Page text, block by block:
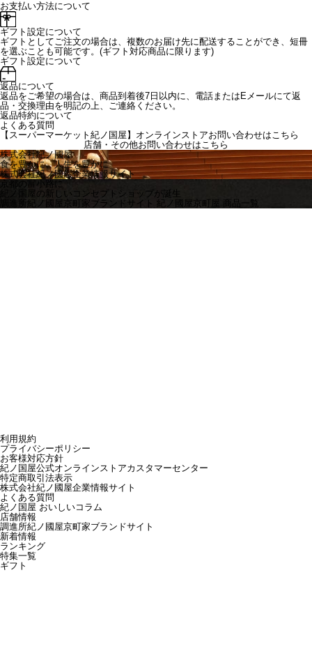
お支払い方法について
ギフト設定について
ギフトとしてご注文の場合は、複数のお届け先に配送することができ、短冊
を選ぶことも可能です。(ギフト対応商品に限ります)
ギフト設定について
返品について
返品をご希望の場合は、商品到着後7日以内に、電話またはEメールにて返
品・交換理由を明記の上、ご連絡ください。
返品特約について
よくある質問
【スーパーマーケット紀ノ国屋】オンラインストアお問い合わせはこちら
店舗・その他お問い合わせはこちら
株式会社紀ノ國屋
食を豊かに、人生を豊かに
株式会社紀ノ國屋企業情報サイト
京都の富小路に
紀ノ国屋の新しいコンセプトショップが誕生
調進所紀ノ國屋京町家ブランドサイト 紀ノ國屋京町屋 商品一覧
利用規約
プライバシーポリシー
お客様対応方針
紀ノ国屋公式オンラインストアカスタマーセンター
特定商取引法表示
株式会社紀ノ國屋企業情報サイト
よくある質問
紀ノ国屋 おいしいコラム
店舗情報
調進所紀ノ國屋京町家ブランドサイト
新着情報
ランキング
特集一覧
ギフト